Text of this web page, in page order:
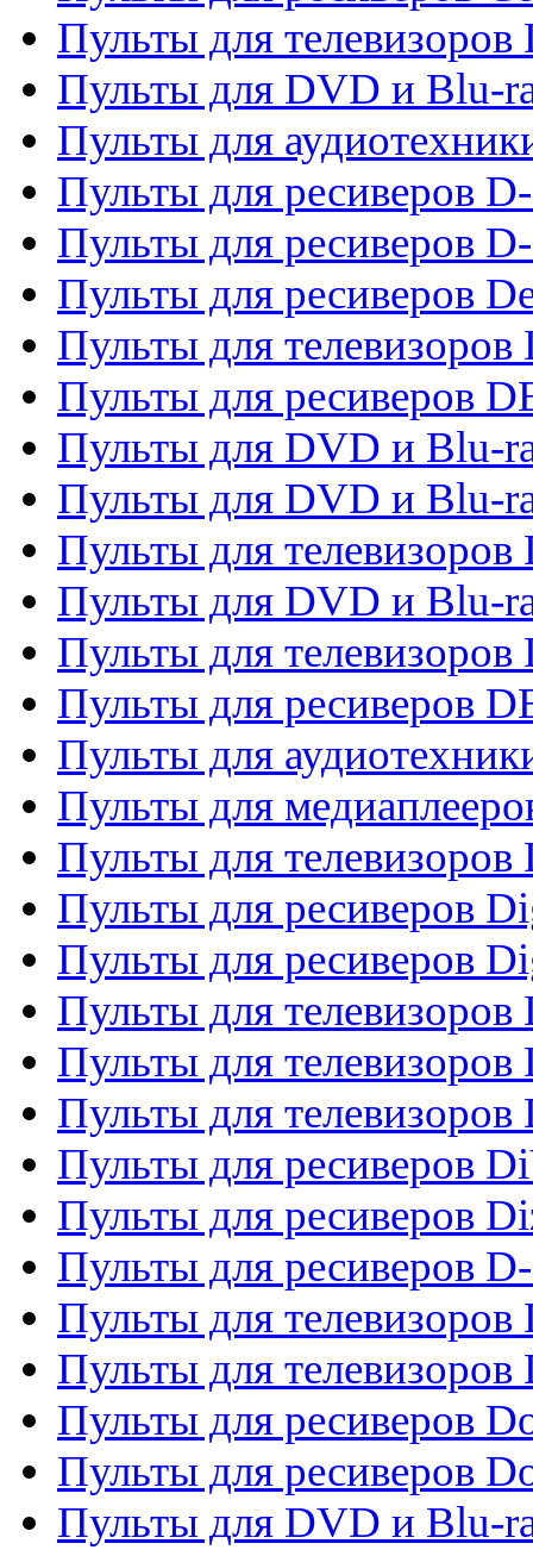
Пульты для телевизоров
Пульты для DVD и Blu-
Пульты для
Пульты для ресиверов
Пульты для ресиверов
Пульты для ресиверов
Пульты для телевизоров
Пульты для ресиверов
Пульты для DVD и Blu-
Пульты для DVD и Blu-
Пульты для
Пульты для DVD и Blu-
Пульты для телевизоров
Пульты для ресиверов
Пульты для
Пульты для
Пульты для телевизоров
Пульты для ресиверов
Пульты для ресиверов
Пульты для
Пульты для
Пульты для телевизоров
Пульты для ресиверов
Пульты для ресиверов
Пульты для ресиверов
Пульты для телевизоров
Пульты для
Пульты для ресиверов
Пульты для ресиверов
Пульты для DVD и Blu-